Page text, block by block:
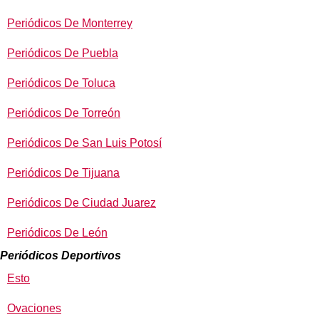
Periódicos De Monterrey
Periódicos De Puebla
Periódicos De Toluca
Periódicos De Torreón
Periódicos De San Luis Potosí
Periódicos De Tijuana
Periódicos De Ciudad Juarez
Periódicos De León
Periódicos Deportivos
Esto
Ovaciones